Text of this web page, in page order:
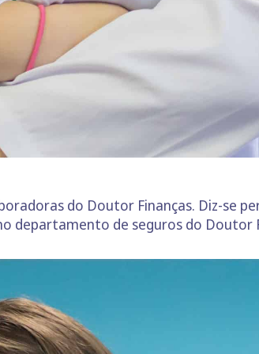
do Doutor Finanças. Diz-se
departamento de seguros do Doutor